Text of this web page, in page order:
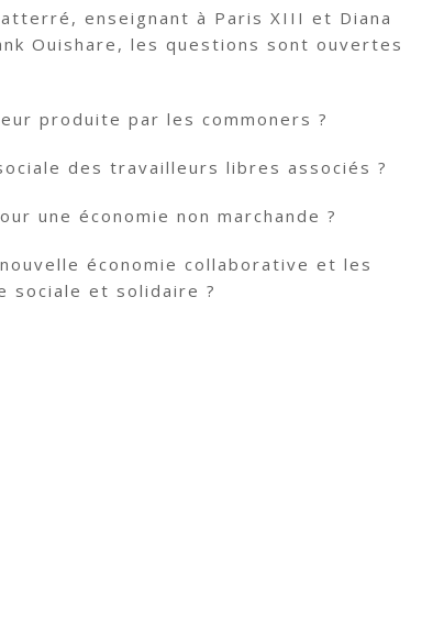
enseignant à Paris XIII et Diana
Ouishare, les questions sont ouvertes
produite par les commoners ?
des travailleurs libres associés ?
une économie non marchande ?
économie collaborative et les
sociale et solidaire ?